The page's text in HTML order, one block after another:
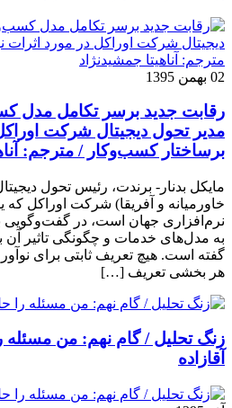
02 بهمن 1395
رقابت جدید برسر تکامل مدل
مدیر تحول دیجیتال شرکت
برساختار کسب‌وکار / مترجم:
خاورمیانه و آفریقا) شرکت اوراکل
نرم‌افزاری جهان است، در
به مدل‌های خدمات و چگونگی تاثیر
گفته است. هیچ تعریف ثابتی برای
هر بخشی تعریف […]
زنگ تحلیل / گام نهم: من
آقازاده